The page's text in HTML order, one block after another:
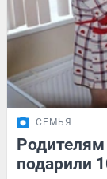
СЕМЬЯ
Родителям
подарили